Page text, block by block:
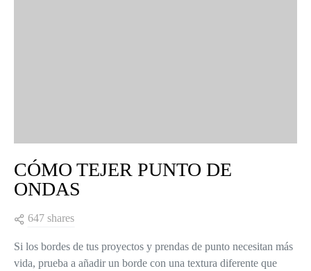
CÓMO TEJER PUNTO DE
ONDAS
647 shares
Si los bordes de tus proyectos y prendas de punto necesitan más
vida, prueba a añadir un borde con una textura diferente que